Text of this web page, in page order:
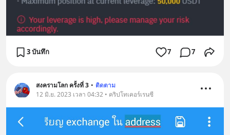
3 บันทึก 7 7
สงครามโลก ครั้งที่ 3 • ติดตาม
12 มิ.ย. 2023 เวลา 04:32 • คริปโทเคอร์เรนซี